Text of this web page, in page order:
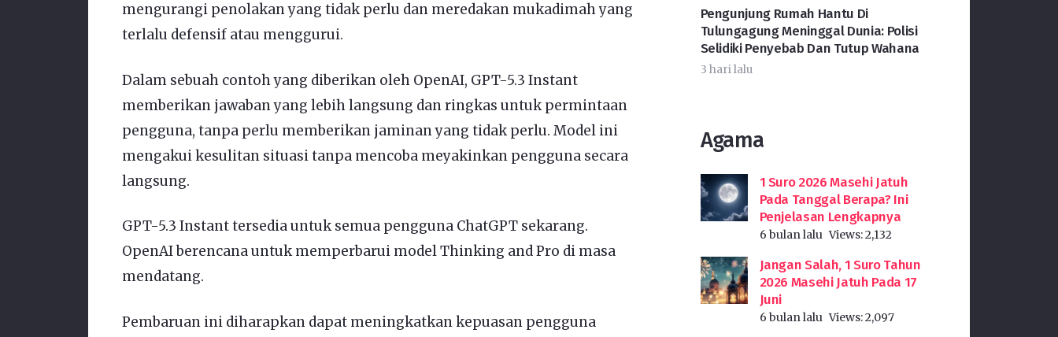
mengurangi penolakan yang tidak perlu dan meredakan mukadimah yang
terlalu defensif atau menggurui.
Dalam sebuah contoh yang diberikan oleh OpenAI, GPT-5.3 Instant
memberikan jawaban yang lebih langsung dan ringkas untuk permintaan
pengguna, tanpa perlu memberikan jaminan yang tidak perlu. Model ini
mengakui kesulitan situasi tanpa mencoba meyakinkan pengguna secara
langsung.
GPT-5.3 Instant tersedia untuk semua pengguna ChatGPT sekarang.
OpenAI berencana untuk memperbarui model Thinking and Pro di masa
mendatang.
Pembaruan ini diharapkan dapat meningkatkan kepuasan pengguna
Pengunjung Rumah Hantu Di
Tulungagung Meninggal Dunia: Polisi
Selidiki Penyebab Dan Tutup Wahana
3 hari lalu
Agama
1 Suro 2026 Masehi Jatuh
Pada Tanggal Berapa? Ini
Penjelasan Lengkapnya
6 bulan lalu Views:2,132
Jangan Salah, 1 Suro Tahun
2026 Masehi Jatuh Pada 17
Juni
6 bulan lalu Views:2,097